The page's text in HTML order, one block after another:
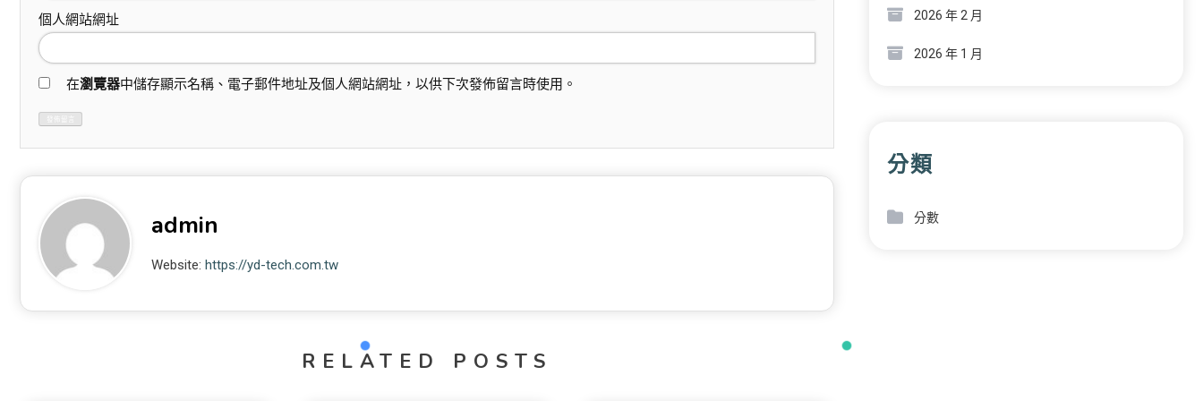
個人網站網址
在瀏覽器中儲存顯示名稱、電子郵件地址及個人網站網址，以供下次發佈留言時使用。
admin
Website: https://yd-tech.com.tw
RELATED POSTS
2026 年 2 月
2026 年 1 月
分類
分數